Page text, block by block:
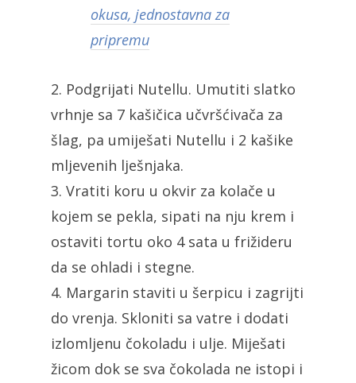
okusa, jednostavna za
pripremu
2. Podgrijati Nutellu. Umutiti slatko
vrhnje sa 7 kašičica učvršćivača za
šlag, pa umiješati Nutellu i 2 kašike
mljevenih lješnjaka.
3. Vratiti koru u okvir za kolače u
kojem se pekla, sipati na nju krem i
ostaviti tortu oko 4 sata u frižideru
da se ohladi i stegne.
4. Margarin staviti u šerpicu i zagrijti
do vrenja. Skloniti sa vatre i dodati
izlomljenu čokoladu i ulje. Miješati
žicom dok se sva čokolada ne istopi i